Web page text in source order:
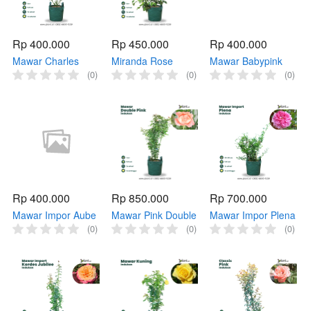
Rp 400.000
Mawar Charles
Darwin (Indukan) (0)
Rp 450.000
Miranda Rose
(Indukan)
(0)
Rp 400.000
Mawar Babypink
(Indukan)
(0)
Rp 400.000
Mawar Impor Aube
(Indukan)
(0)
Rp 850.000
Mawar Pink Double
(Indukan)
(0)
Rp 700.000
Mawar Impor Plena
(Indukan)
(0)